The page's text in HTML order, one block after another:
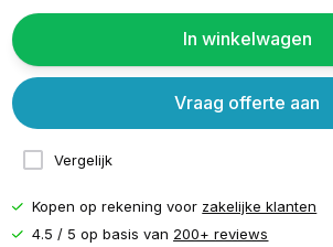
In winkelwagen
Vergelijk
Vraag offerte aan
Kopen op rekening voor zakelijke klanten
4.5 / 5 op basis van 200+ reviews